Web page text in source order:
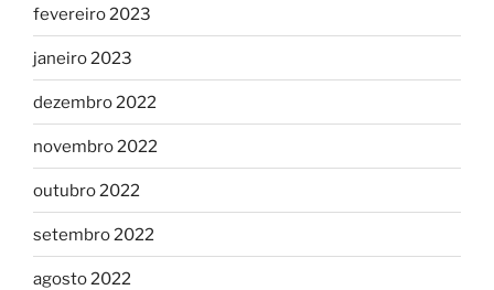
fevereiro 2023
janeiro 2023
dezembro 2022
novembro 2022
outubro 2022
setembro 2022
agosto 2022